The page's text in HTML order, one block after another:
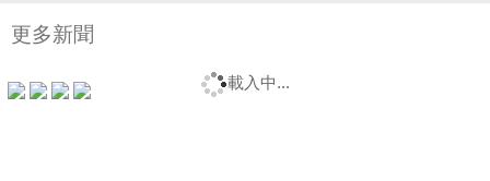
體
体
更多新聞
載入中...